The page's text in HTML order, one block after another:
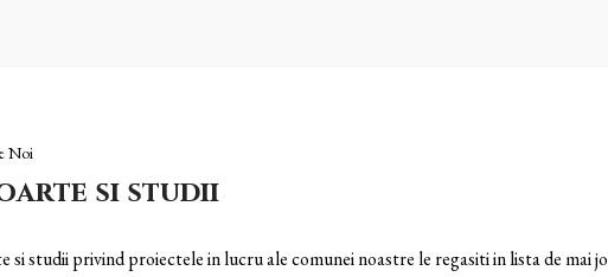
Noi
si studii
si studii privind proiectele in lucru ale comunei noastre le regasiti in lista de mai